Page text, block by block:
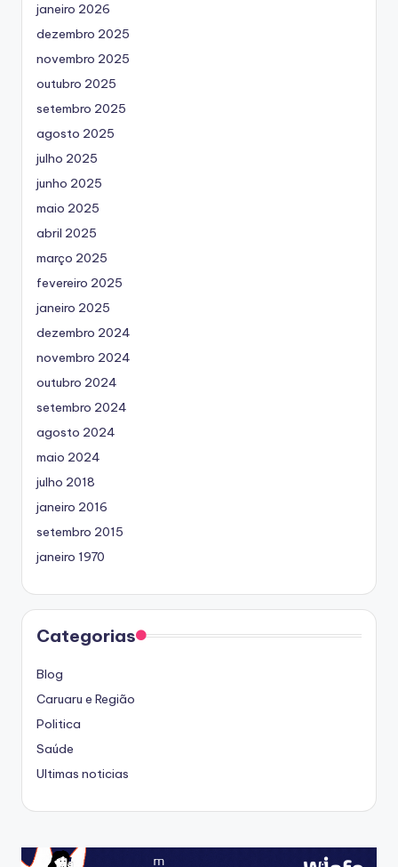
janeiro 2026
dezembro 2025
novembro 2025
outubro 2025
setembro 2025
agosto 2025
julho 2025
junho 2025
maio 2025
abril 2025
março 2025
fevereiro 2025
janeiro 2025
dezembro 2024
novembro 2024
outubro 2024
setembro 2024
agosto 2024
maio 2024
julho 2018
janeiro 2016
setembro 2015
janeiro 1970
Categorias
Blog
Caruaru e Região
Politica
Saúde
Ultimas noticias